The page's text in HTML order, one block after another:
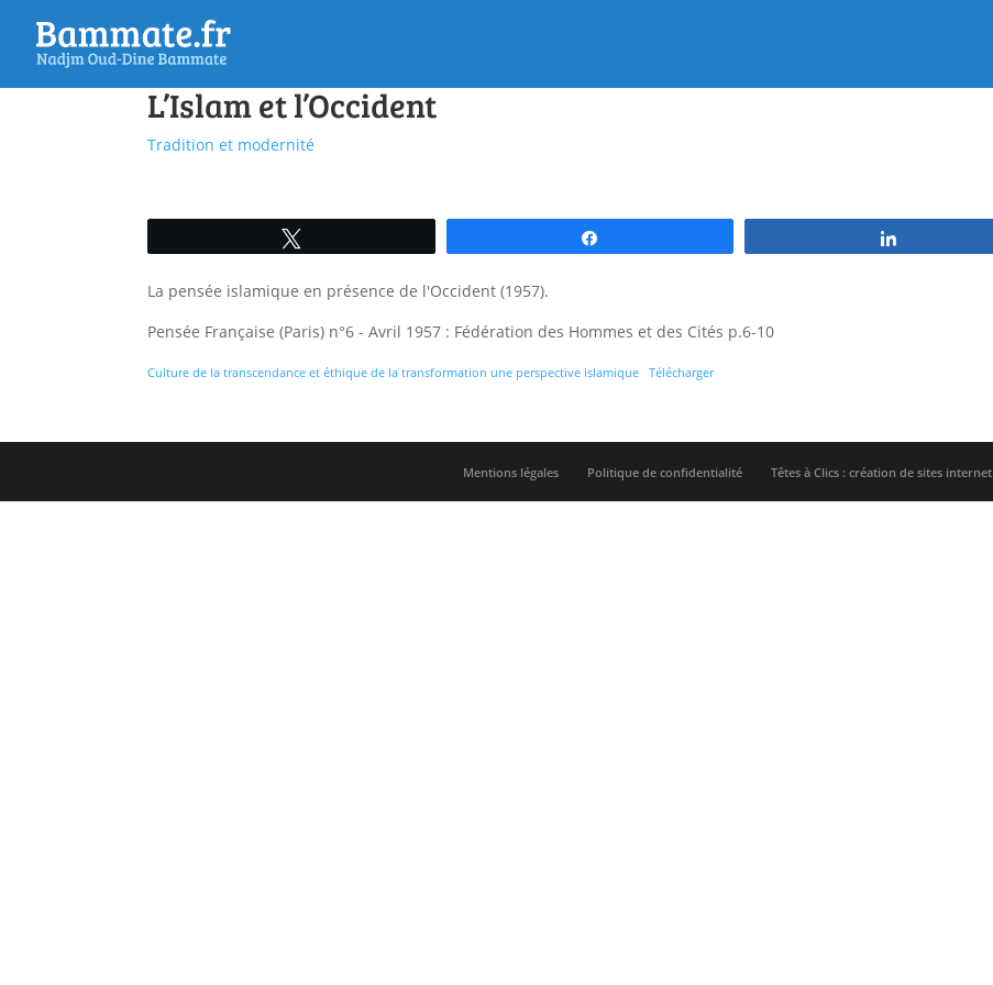
L’Islam et l’Occident
Tradition et modernité
La pensée islamique en présence de l'Occident (1957).
Pensée Française (Paris) n°6 - Avril 1957 : Fédération des Hommes et des Cités p.6-10
Culture de la transcendance et éthique de la transformation une perspective islamique Télécharger
Mentions légales Politique de confidentialité Têtes à Clics : création de sites internet